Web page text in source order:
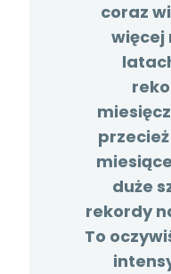
coraz
więcej
duże
rekordy
To